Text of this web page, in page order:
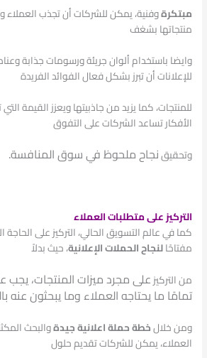
مبتكرةوفنية، يمكن للشركات أن تجذب
منتجاتها بشغف
وايضا باستخدام ألوان جريئة ورسومات جذابة
للإعلانات أن تبرز بشكل فعال الفوائد الفريدة
للمنتجات، كما يزيد من جاذبيتها ويعزز القيمة
الأفكار تساعد الشركات على التفوق
وتحقيقنجاح ملحوظ في سوق المنافسة.
التركيز على متطلبات العملاء
كما في عالم التسويق الحالي، التركيز على الحاجة
مفتاحًالنجاح الحملات الإعلانية، حيث بدلاً
منالتركيزعلى مجرد ميزات المنتجات،
تمامًا ما يحتاجه العملاء وما يبحثون عنه
ومن خلالخطة حملة اعلانيةجيدةوالبحث
العملاء، يمكن للشركات تقديم حلول